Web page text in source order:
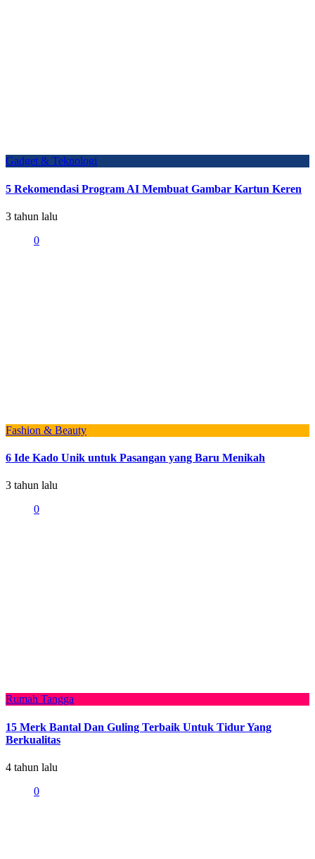
Gadget & Teknologi
5 Rekomendasi Program AI Membuat Gambar Kartun Keren
3 tahun lalu
0
Fashion & Beauty
6 Ide Kado Unik untuk Pasangan yang Baru Menikah
3 tahun lalu
0
Rumah Tangga
15 Merk Bantal Dan Guling Terbaik Untuk Tidur Yang
Berkualitas
4 tahun lalu
0